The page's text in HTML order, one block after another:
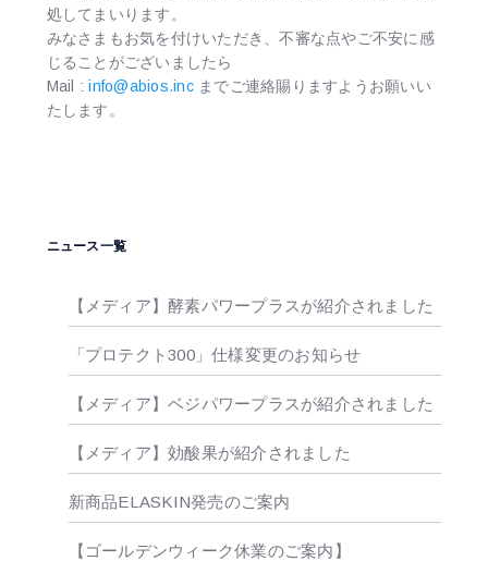
処してまいります。
みなさまもお気を付けいただき、不審な点やご不安に感
じることがございましたら
Mail :info@abios.incまでご連絡賜りますようお願いい
たします。
ニュース一覧
【メディア】酵素パワープラスが紹介されました
「プロテクト300」仕様変更のお知らせ
【メディア】ベジパワープラスが紹介されました
【メディア】効酸果が紹介されました
新商品ELASKIN発売のご案内
【ゴールデンウィーク休業のご案内】